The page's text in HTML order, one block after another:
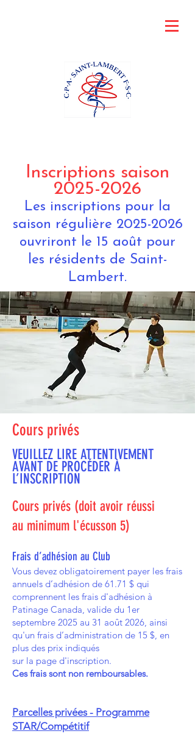
Inscriptions saison
2025-2026
Les inscriptions pour la
saison régulière 2025-2026
ouvriront le 15 août pour
les résidents de Saint-
Lambert.
Cours privés
VEUILLEZ LIRE ATTENTIVEMENT
AVANT DE PROCÉDER À
L’INSCRIPTION
Cours privés (doit avoir réussi
au minimum l'écusson 5)
Frais d’adhésion au Club
Vous devez obligatoirement payer les frais
annuels d’adhésion de 61.71 $ qui
comprennent les frais d'adhésion à
Patinage Canada, valide du 1er
septembre 2025 au 31 août 2026, ainsi
qu'un frais d’administration de 15 $, en
plus des prix indiqués
sur la page d'inscription.
Ces frais sont non remboursables.
Parcelles privées - Programme
STAR/Compétitif